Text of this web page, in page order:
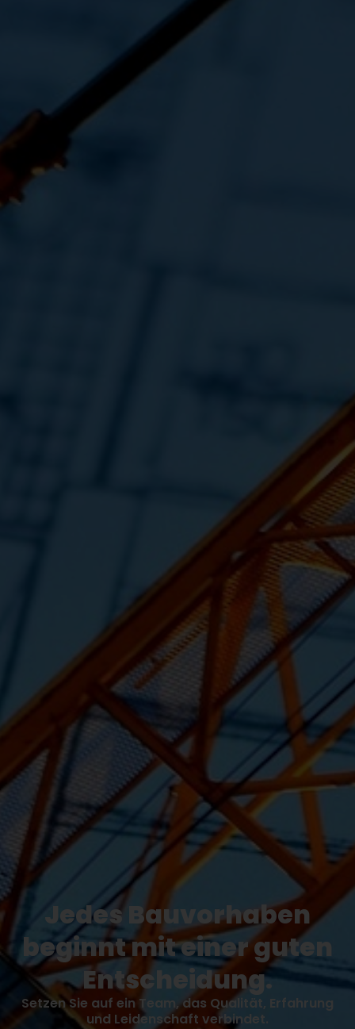
Jedes Bauvorhaben
beginnt mit einer guten
Entscheidung.
Setzen Sie auf ein Team, das Qualität, Erfahrung
und Leidenschaft verbindet.